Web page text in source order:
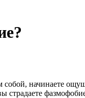
начинаете